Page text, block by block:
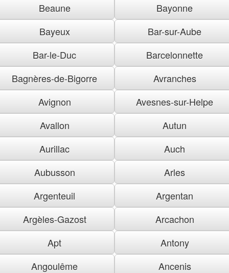
Beaune
Bayonne
Bayeux
Bar-sur-Aube
Bar-le-Duc
Barcelonnette
Bagnères-de-Bigorre
Avranches
Avignon
Avesnes-sur-Helpe
Avallon
Autun
Aurillac
Auch
Aubusson
Arles
Argenteuil
Argentan
Argèles-Gazost
Arcachon
Apt
Antony
Angoulême
Ancenis